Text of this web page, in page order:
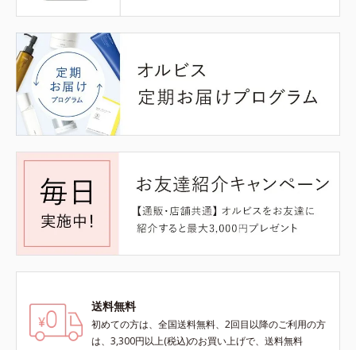
送料無料
初めての方は、全国送料無料、2回目以降のご利用の方
は、3,300円以上(税込)のお買い上げで、送料無料